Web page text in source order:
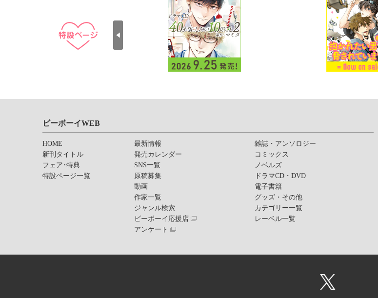
ビーボーイWEB
HOME
新刊タイトル
フェア･特典
特設ページ一覧
最新情報
発売カレンダー
SNS一覧
原稿募集
動画
作家一覧
ジャンル検索
ビーボーイ応援店
アンケート
雑誌・アンソロジー
コミックス
ノベルズ
ドラマCD・DVD
電子書籍
グッズ・その他
カテゴリー一覧
レーベル一覧